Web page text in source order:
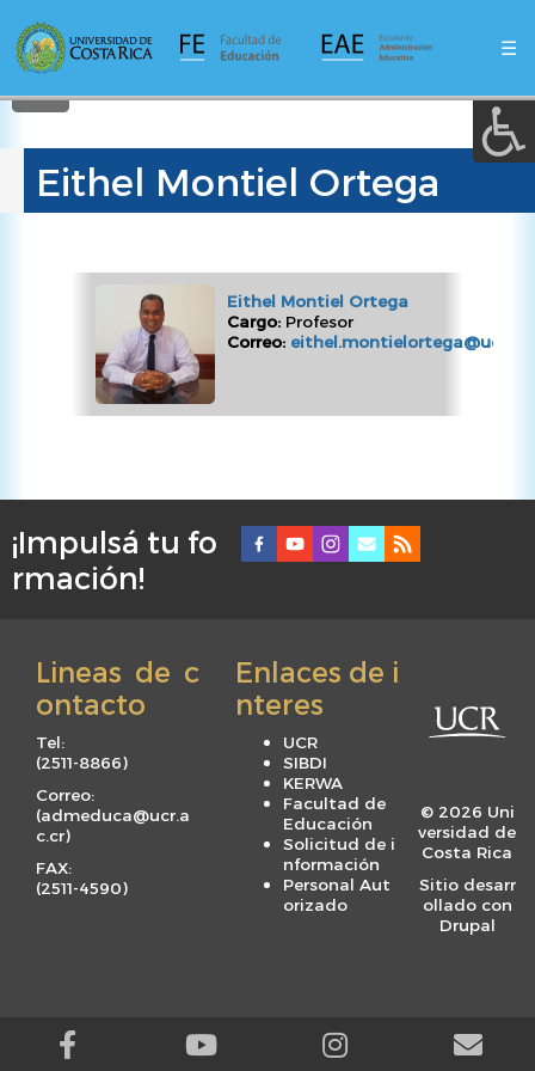
contenido
principal
☰
Eithel Montiel Ortega
Eithel Montiel Ortega
Cargo: Profesor
Correo:
F
o
¡Impulsá tu fo
rmación!
Lineas de c
ontacto
Tel:
(2511-8866)
Correo:
(admeduca@ucr.a
c.cr)
FAX:
(2511-4590)
Enlaces de i
nteres
UCR
SIBDI
KERWA
Facultad de
Educación
Solicitud de i
nformación
Personal Aut
orizado
© 2026 Uni
versidad de
Costa Rica
Sitio desarr
ollado con
Drupal